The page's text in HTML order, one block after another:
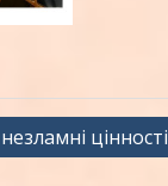
цінності